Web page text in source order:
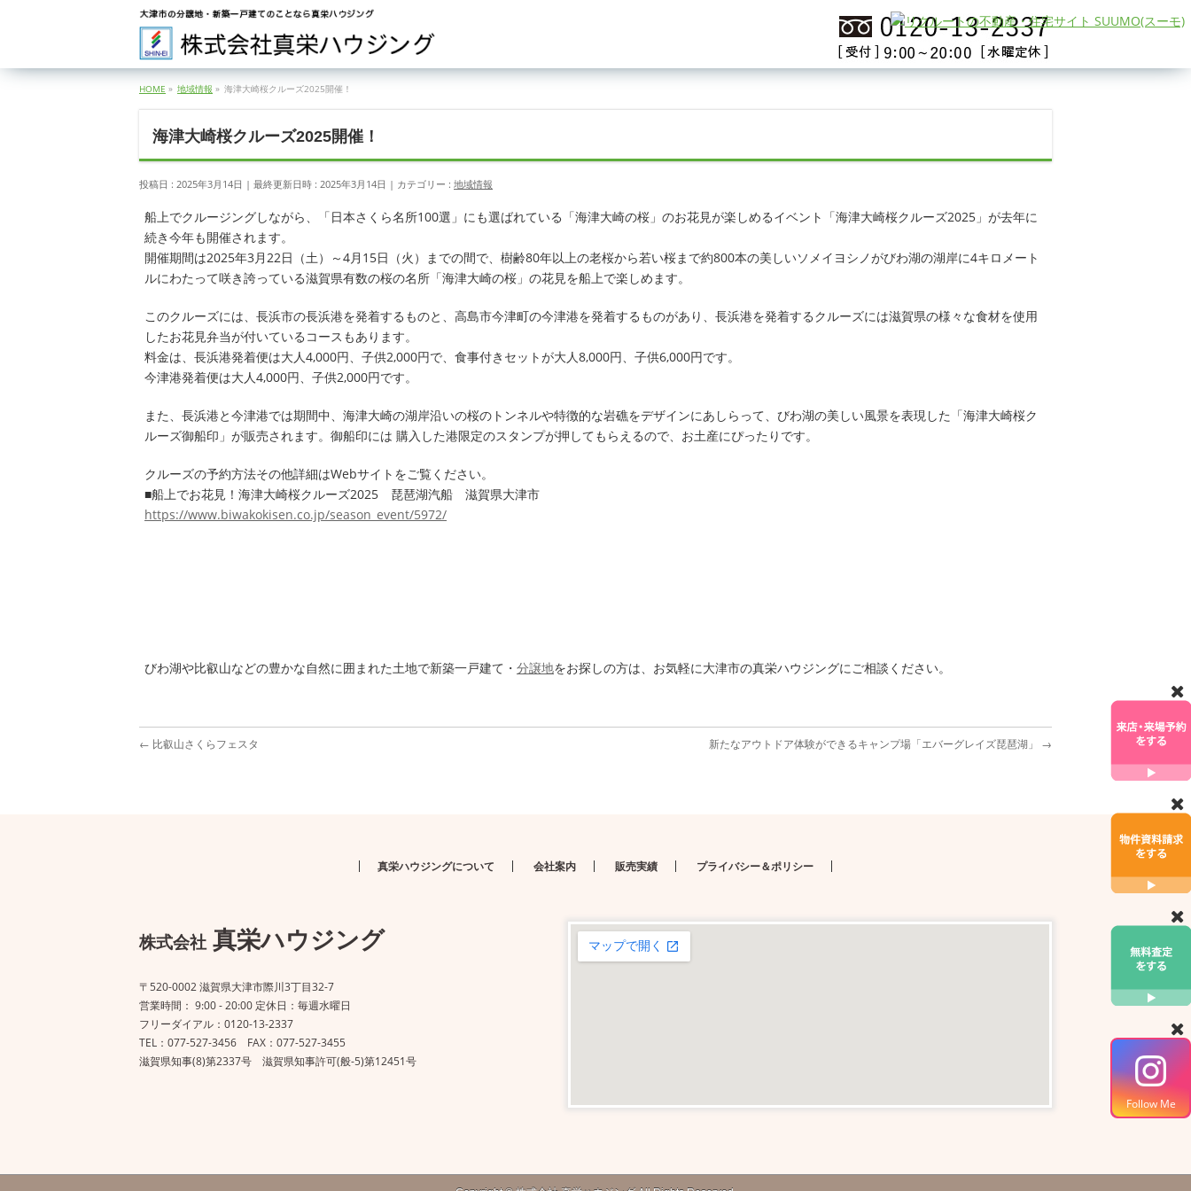
HOME » 地域情報 » 海津大崎桜クルーズ2025開催！
海津大崎桜クルーズ2025開催！
投稿日 : 2025年3月14日 最終更新日時 : 2025年3月14日 カテゴリー : 地域情報
船上でクルージングしながら、「日本さくら名所100選」にも選ばれている「海津大崎の桜」のお花見が楽しめるイベント「海津大崎桜クルーズ2025」が去年に
続き今年も開催されます。
開催期間は2025年3月22日（土）～4月15日（火）までの間で、樹齢80年以上の老桜から若い桜まで約800本の美しいソメイヨシノがびわ湖の湖岸に4キロメート
ルにわたって咲き誇っている滋賀県有数の桜の名所「海津大崎の桜」の花見を船上で楽しめます。
このクルーズには、長浜市の長浜港を発着するものと、高島市今津町の今津港を発着するものがあり、長浜港を発着するクルーズには滋賀県の様々な食材を使用
したお花見弁当が付いているコースもあります。
料金は、長浜港発着便は大人4,000円、子供2,000円で、食事付きセットが大人8,000円、子供6,000円です。
今津港発着便は大人4,000円、子供2,000円です。
また、長浜港と今津港では期間中、海津大崎の湖岸沿いの桜のトンネルや特徴的な岩礁をデザインにあしらって、びわ湖の美しい風景を表現した「海津大崎桜ク
ルーズ御船印」が販売されます。御船印には 購入した港限定のスタンプが押してもらえるので、お土産にぴったりです。
クルーズの予約方法その他詳細はWebサイトをご覧ください。
■船上でお花見！海津大崎桜クルーズ2025 琵琶湖汽船 滋賀県大津市
https://www.biwakokisen.co.jp/season_event/5972/
びわ湖や比叡山などの豊かな自然に囲まれた土地で新築一戸建て・ 分譲地をお探しの方は、お気軽に大津市の真栄ハウジングにご相談ください。
← 比叡山さくらフェスタ 新たなアウトドア体験ができるキャンプ場「エバーグレイズ琵琶湖」 →
真栄ハウジングについて 会社案内 販売実績 プライバシー＆ポリシー
株式会社 真栄ハウジング
〒520-0002 滋賀県大津市際川3丁目32-7
営業時間： 9:00 - 20:00 定休日：毎週水曜日
フリーダイアル：0120-13-2337
TEL：077-527-3456 FAX：077-527-3455
滋賀県知事(8)第2337号 滋賀県知事許可(般-5)第12451号
Follow Me